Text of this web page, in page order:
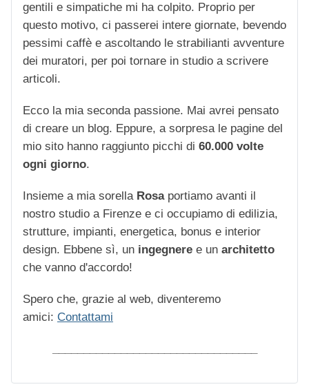
gentili e simpatiche mi ha colpito. Proprio per
questo motivo, ci passerei intere giornate, bevendo
pessimi caffè e ascoltando le strabilianti avventure
dei muratori, per poi tornare in studio a scrivere
articoli.
Ecco la mia seconda passione. Mai avrei pensato
di creare un blog. Eppure, a sorpresa le pagine del
mio sito hanno raggiunto picchi di 60.000 volte
ogni giorno.
Insieme a mia sorella Rosaportiamo avanti il
nostro studio a Firenze e ci occupiamo di edilizia,
strutture, impianti, energetica, bonus e interior
design. Ebbene sì, un ingegnere e un architetto
che vanno d'accordo!
Spero che, grazie al web, diventeremo
amici: Contattami